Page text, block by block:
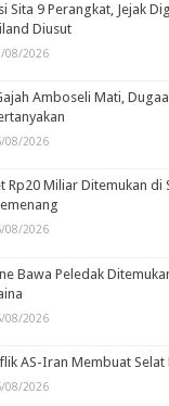
Sita 9 Perangkat, Jejak
Diusut
08/2026
Amboseli Mati,
08/2026
Rp20 Miliar Ditemukan di
08/2026
Bawa Peledak
08/2026
AS-Iran Membuat Selat
08/2026